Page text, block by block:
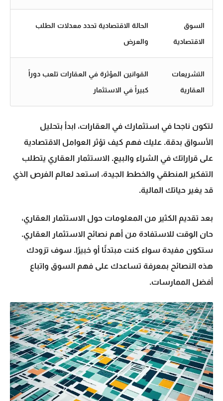
السوق
الاقتصادية
الحالة الاقتصادية تحدد معدلات الطلب
والعرض
التشريعات
العقارية
القوانين المؤثرة في العقارات تلعب دوراً
كبيراً في الاستثمار
لتكون ناجحا في استثمارك في العقارات، ابدأ بتحليل
الأسواق بدقة. عليك فهم كيف تؤثر العوامل الاقتصادية
على قراراتك في الشراء والبيع. الاستثمار العقاري يتطلب
التفكير المنطقي والخطط الجيدة، استعد لعالم الفرص الذي
قد يغير حياتك المالية.
بعد تقديم الكثير من المعلومات حول الاستثمار العقاري،
حان الوقت للاستفادة من أهم نصائح الاستثمار العقاري.
ستكون مفيدة سواء كنت مبتدئًا أو خبيرًا. سوف تزودك
هذه النصائح بمعرفة تساعدك على فهم السوق واتباع
أفضل الممارسات.